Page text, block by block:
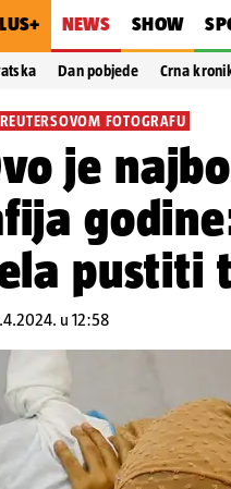
NEWS SHOW
Dan pobjede Crna
FOTOGRAFU
je
pustiti
u 12:58